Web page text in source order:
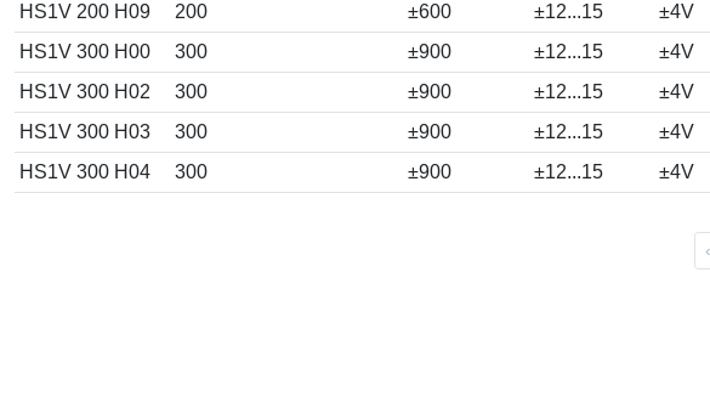
HS1V 200 H09
200 ±600 ±12...15 ±4V
HS1V 300 H00
300 ±900 ±12...15 ±4V
HS1V 300 H02
300 ±900 ±12...15 ±4V
HS1V 300 H03
300 ±900 ±12...15 ±4V
HS1V 300 H04
300 ±900 ±12...15 ±4V